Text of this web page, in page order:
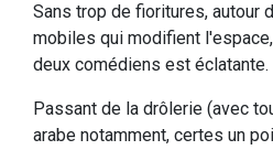
Sans trop de fioritures, autour
mobiles qui modifient
deux comédiens est éclatante.
Passant de la drôlerie (avec
arabe notamment, certes un